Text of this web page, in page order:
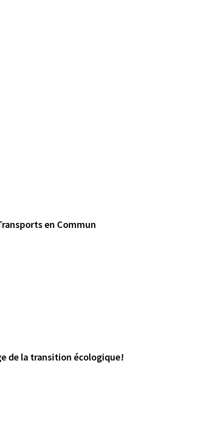
en Commun
de la transition écologique!